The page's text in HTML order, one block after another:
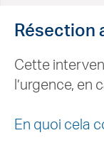
Résection
Cette
l’urgence, en
En quoi cela